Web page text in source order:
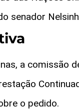
senador
a comissão
o pedido.